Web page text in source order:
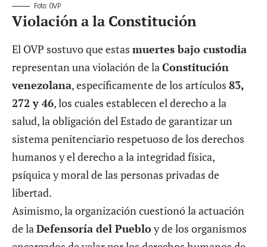
Foto: OVP
Violación a la Constitución
El OVP sostuvo que estas muertes bajo custodia
representan una violación de laConstitución
venezolana, específicamente de los artículos 83,
272 y 46, los cuales establecen el derecho a la
salud, la obligación del Estado de garantizar un
sistema penitenciario respetuoso de los derechos
humanos y el derecho a la integridad física,
psíquica y moral de las personas privadas de
libertad.
Asimismo, la organización cuestionó la actuación
de laDefensoría del Puebloy de los organismos